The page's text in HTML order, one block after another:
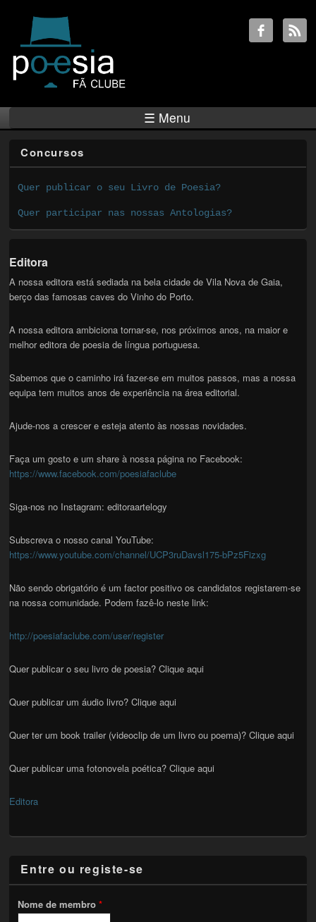
☰ Menu
Concursos
Quer publicar o seu Livro de Poesia?
Quer participar nas nossas Antologias?
Editora
A nossa editora está sediada na bela cidade de Vila Nova de Gaia,
berço das famosas caves do Vinho do Porto.
A nossa editora ambiciona tornar-se, nos próximos anos, na maior e
melhor editora de poesia de língua portuguesa.
Sabemos que o caminho irá fazer-se em muitos passos, mas a nossa
equipa tem muitos anos de experiência na área editorial.
Ajude-nos a crescer e esteja atento às nossas novidades.
Faça um gosto e um share à nossa página no Facebook:
https://www.facebook.com/poesiafaclube
Siga-nos no Instagram: editoraartelogy
Subscreva o nosso canal YouTube:
https://www.youtube.com/channel/UCP3ruDavsl175-bPz5Fizxg
Não sendo obrigatório é um factor positivo os candidatos registarem-se
na nossa comunidade. Podem fazê-lo neste link:
http://poesiafaclube.com/user/register
Quer publicar o seu livro de poesia? Clique aqui
Quer publicar um áudio livro? Clique aqui
Quer ter um book trailer (videoclip de um livro ou poema)? Clique aqui
Quer publicar uma fotonovela poética? Clique aqui
Editora
Entre ou registe-se
Nome de membro*